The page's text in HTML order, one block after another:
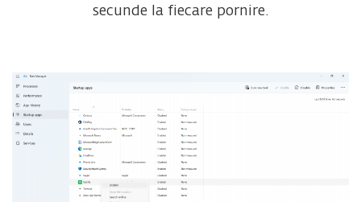
secunde la fiecare pornire.